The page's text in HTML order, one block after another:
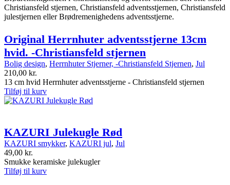
Original Herrnhuter adventsstjerne 13cm
hvid. -Christiansfeld stjernen
Bolig design, Herrnhuter Stjerner, -Christiansfeld Stjernen, Jul
210,00 kr.
13 cm hvid Herrnhuter adventsstjerne - Christiansfeld stjernen
Tilføj til kurv
KAZURI Julekugle Rød
KAZURI smykker, KAZURI jul, Jul
49,00 kr.
Smukke keramiske julekugler
Tilføj til kurv